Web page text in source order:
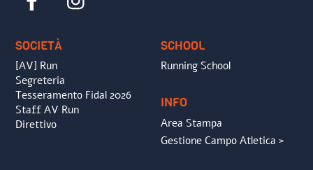
SOCIETÀ
[AV] Run
Segreteria
Tesseramento Fidal 2026
Staff AV Run
Direttivo
SCHOOL
Running School
INFO
Area Stampa
Gestione Campo Atletica >